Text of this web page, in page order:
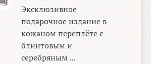
Эксклюзивное
подарочное издание в
кожаном переплёте с
блинтовым и
серебряным ...